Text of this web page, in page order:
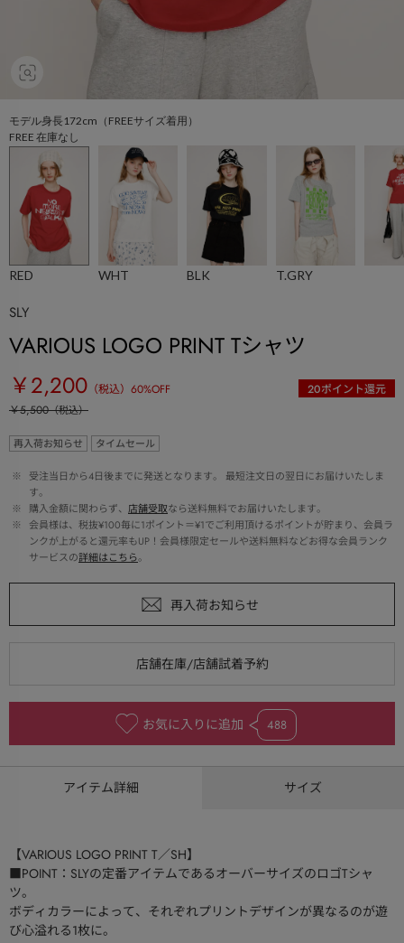
モデル身長172cm（FREEサイズ着用）
FREE 在庫なし
RED WHT BLK T.GRY
SLY
VARIOUS LOGO PRINT Tシャツ
￥2,200 （税込） 60%OFF 20ポイント還元
￥5,500（税込）
再入荷お知らせ タイムセール
※
受注当日から4日後までに発送となります。 最短注文日の翌日にお届けいたしま
す。
※
購入金額に関わらず、 店舗受取なら送料無料でお届けいたします。
※
会員様は、税抜¥100毎に1ポイント＝¥1でご利用頂けるポイントが貯まり、会員ラ
ンクが上がると還元率もUP！会員様限定セールや送料無料などお得な会員ランク
サービスの詳細はこちら。
お気に入りに追加 488
アイテム詳細 サイズ
【VARIOUS LOGO PRINT T／SH】
■POINT：SLYの定番アイテムであるオーバーサイズのロゴTシャ
ツ。
ボディカラーによって、それぞれプリントデザインが異なるのが遊
び心溢れる1枚に。